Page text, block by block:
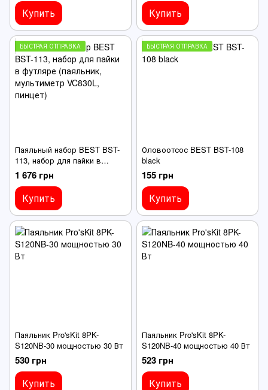
Купить
условиях
Купить
БЫСТРАЯ ОТПРАВКА
Паяльный набор BEST BST-
113, набор для пайки в
футляре (паяльник,
мультиметр VC830L, пинцет)
1 676 грн
Купить
БЫСТРАЯ ОТПРАВКА
Оловоотсос BEST BST-108
black
155 грн
Купить
Паяльник Pro'sKit 8PK-
S120NB-30 мощностью 30 Вт
530 грн
Купить
Паяльник Pro'sKit 8PK-
S120NB-40 мощностью 40 Вт
523 грн
Купить